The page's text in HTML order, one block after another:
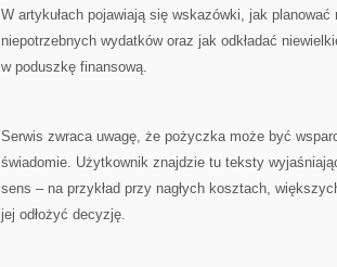
W artykułach pojawiają się wskazówki, jak
niepotrzebnych wydatków oraz jak odkładać
w poduszkę finansową.
Serwis zwraca uwagę, że pożyczka może być
świadomie. Użytkownik znajdzie tu teksty
sens – na przykład przy nagłych kosztach,
jej odłożyć decyzję.